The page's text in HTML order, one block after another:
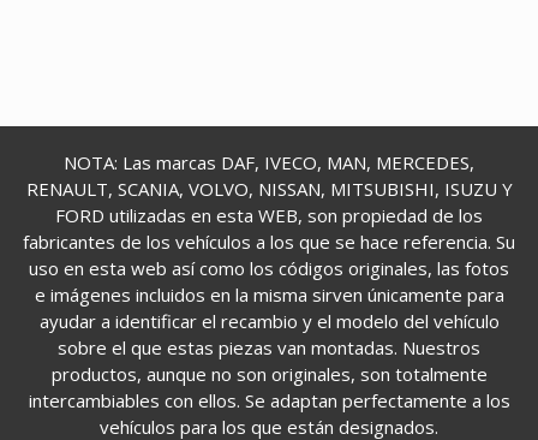
NOTA: Las marcas DAF, IVECO, MAN, MERCEDES,
RENAULT, SCANIA, VOLVO, NISSAN, MITSUBISHI, ISUZU Y
FORD utilizadas en esta WEB, son propiedad de los
fabricantes de los vehículos a los que se hace referencia. Su
uso en esta web así como los códigos originales, las fotos
e imágenes incluidos en la misma sirven únicamente para
ayudar a identificar el recambio y el modelo del vehículo
sobre el que estas piezas van montadas. Nuestros
productos, aunque no son originales, son totalmente
intercambiables con ellos. Se adaptan perfectamente a los
vehículos para los que están designados.